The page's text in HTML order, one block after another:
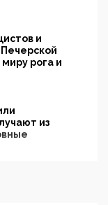
и
рога и
из